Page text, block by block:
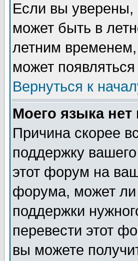
Если вы уверены,
может быть в
летним временем,
может
Вернуться к
Моего языка нет
Причина скорее
поддержку
этот форум на
форума, может ли
поддержки
перевести этот
вы можете